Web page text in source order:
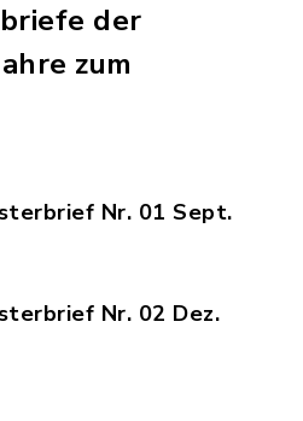
der
zum
Nr. 01 Sept.
Nr. 02 Dez.